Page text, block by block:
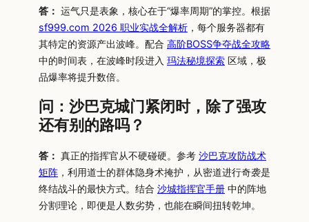
答： 运气只是表象，核心在于“爆率周期”的掌控。根据
sf999.com 2026 职业实战全解析 ，每个服务器都有
其特定的资源产出波峰。配合 高阶BOSS争夺战全攻略
中的时间表，在波峰时段进入 玛法秘境探索 区域，极
品爆率将提升数倍。
问：沙巴克城门紧闭时，除了强攻
还有别的路吗？
答： 真正的指挥官从不硬碰硬。参考 沙巴克攻防战术
矩阵 ，利用道士的群体隐身术掩护，从密道进行奇袭是
终结战斗的最快方式。结合 沙城指挥官手册 中的阵地
分割理论，即便是人数劣势，也能在瞬间扭转乾坤。